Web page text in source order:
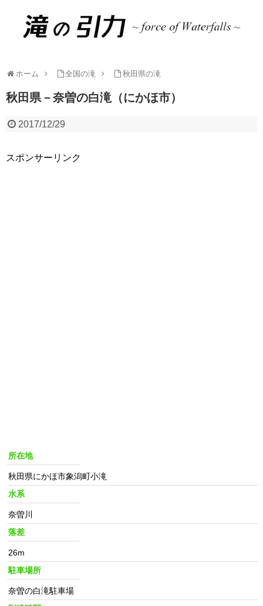
ホーム 全国の滝 秋田県の滝
秋田県－奈曽の白滝（にかほ市）
2017/12/29
スポンサーリンク
所在地
秋田県にかほ市象潟町小滝
水系
奈曽川
落差
26m
駐車場所
奈曽の白滝駐車場